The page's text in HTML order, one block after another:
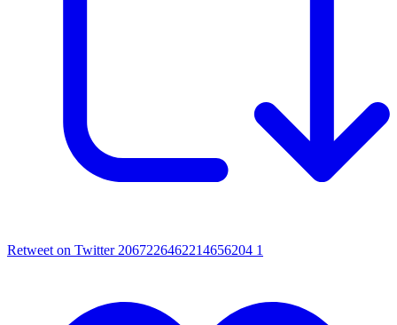
Retweet on Twitter 2067226462214656204 1